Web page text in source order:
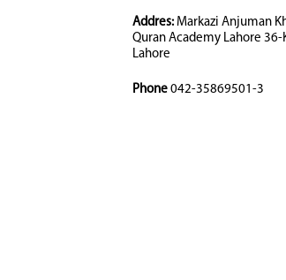
Addres:Markazi Anjuman
Quran Academy Lahore 36-
Lahore
Phone 042-35869501-3